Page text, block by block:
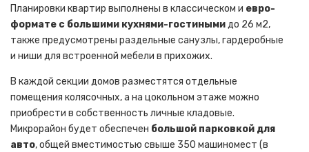
Планировки квартир выполнены в классическом и евро-
формате с большими кухнями-гостинымидо 26 м2,
также предусмотрены раздельные санузлы, гардеробные
и ниши для встроенной мебели в прихожих.
В каждой секции домов разместятся отдельные
помещения колясочных, а на цокольном этаже можно
приобрести в собственность личные кладовые.
Микрорайон будет обеспечен большой парковкой для
авто, общей вместимостью свыше 350 машиномест (в